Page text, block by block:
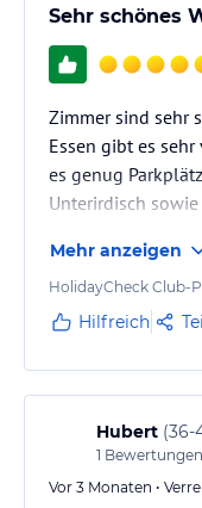
Sehr schönes
Zimmer sind sehr
Essen gibt es
es genug
Unterirdisch
ausreichend
Mehr anzeigen
HolidayCheck Club-
Hilfreich
Hubert (36-
1 Bewertungen
Vor 3 Monaten •